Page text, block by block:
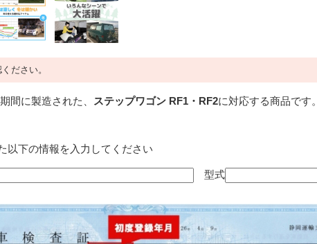
ださい。
間に製造された、 ステップワゴン RF1・RF2に対応する商品です。
以下の情報を入力してください
型式